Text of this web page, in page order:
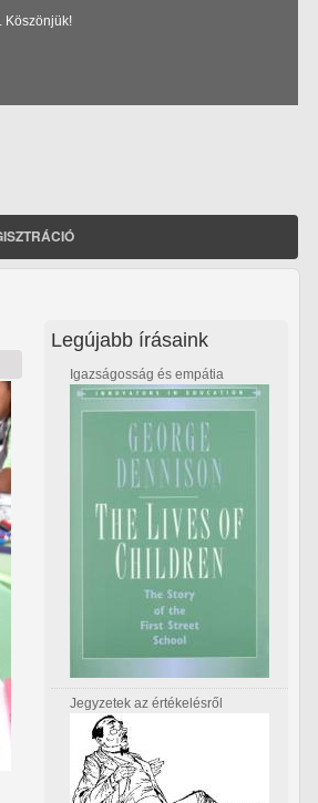
Köszönjük!
Legújabb írásaink
Igazságosság és empátia
Jegyzetek az értékelésről